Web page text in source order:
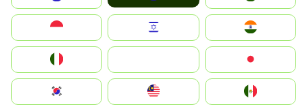
South Korea